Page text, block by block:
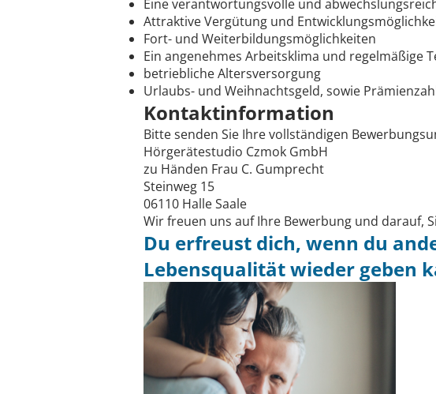
Eine verantwortungsvolle und
Attraktive Vergütung und
Fort- und Weiterbildungsmöglichkeiten
Ein angenehmes Arbeitsklima und regelmäßige
betriebliche Altersversorgung
Urlaubs- und Weihnachtsgeld, sowie
Kontaktinformation
Bitte senden Sie Ihre vollständigen
Hörgerätestudio Czmok GmbH
zu Händen Frau C. Gumprecht
Steinweg 15
06110 Halle Saale
Wir freuen uns auf Ihre Bewerbung und darauf,
Du erfreust dich, wenn du
Lebensqualität wieder geben